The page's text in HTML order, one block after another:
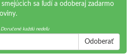
sa ľudí a odoberaj zadarmo
Doručené každú nedeľu
Odoberať